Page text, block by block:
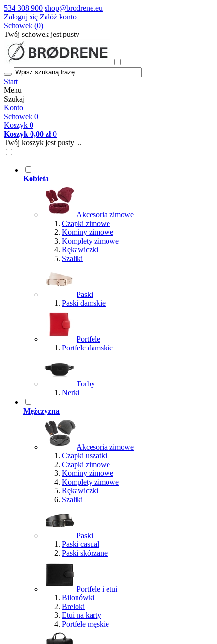
534 308 900 shop@brodrene.eu
Zaloguj się Załóż konto
Schowek (0)
Twój schowek jest pusty
Start
Menu
Szukaj
Konto
Schowek 0
Koszyk 0
Koszyk 0,00 zł 0
Twój koszyk jest pusty ...
Kobieta
Akcesoria zimowe
Czapki zimowe
Kominy zimowe
Komplety zimowe
Rękawiczki
Szaliki
Paski
Paski damskie
Portfele
Portfele damskie
Torby
Nerki
Mężczyzna
Akcesoria zimowe
Czapki uszatki
Czapki zimowe
Kominy zimowe
Komplety zimowe
Rękawiczki
Szaliki
Paski
Paski casual
Paski skórzane
Portfele i etui
Bilonówki
Breloki
Etui na karty
Portfele męskie